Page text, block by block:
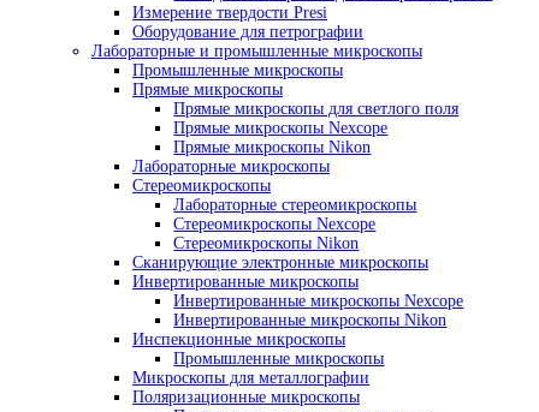
Отрезные станки для металлографии
Аксессуары для резки
Расходные материалы для резки
Прессы для горячей запрессовки образцов и
Металлографические прессы
Аксессуары для запрессовки
Смолы для запрессовки
Оборудование для шлифовки и полировки
Шлифовально полировальные станки
металлографии
Аксессуары для шлиф-полировки
Расходные материалы для шлиф-
Измерение твердости Presi
Оборудование для петрографии
Лабораторные и промышленные микроскопы
Промышленные микроскопы
Прямые микроскопы
Прямые микроскопы для светлого поля